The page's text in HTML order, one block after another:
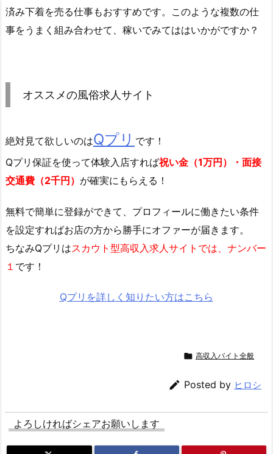
済み下着を売る仕事もおすすめです。このような複数の仕
事をうまく組み合わせて、稼いでみてははいかがですか？
オススメの風俗求人サイト
絶対見て欲しいのはQプリ です！
Qプリ保証を使って体験入店すれば祝い金（1万円）・面接
交通費（2千円） が確実にもらえる！
無料で簡単に登録ができて、プロフィールに働きたい条件
を設定すればお店の方から勝手にオファーが届きます。
ちなみQプリはスカウト型高収入求人サイトでは、ナンバー
１ です！
Qプリを詳しく知りたい方はこちら
 高収入バイト全般
 Posted by ヒロシ
よろしければシェアお願いします